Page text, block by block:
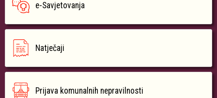
e-Savjetovanja
Natječaji
Prijava komunalnih nepravilnosti